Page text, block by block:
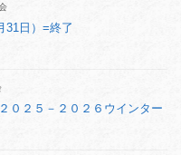
31日）=終了
０２５－２０２６ウインター